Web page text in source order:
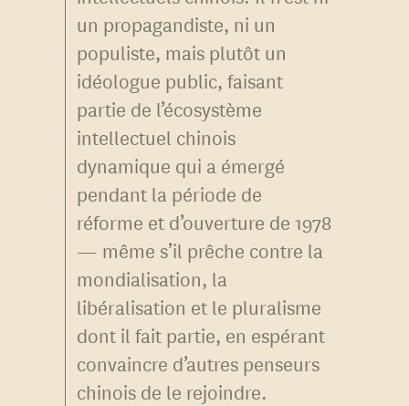
un propagandiste, ni un
populiste, mais plutôt un
idéologue public, faisant
partie de l’écosystème
intellectuel chinois
dynamique qui a émergé
pendant la période de
réforme et d’ouverture de 1978
— même s’il prêche contre la
mondialisation, la
libéralisation et le pluralisme
dont il fait partie, en espérant
convaincre d’autres penseurs
chinois de le rejoindre.